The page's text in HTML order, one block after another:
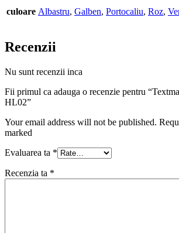
culoare Albastru, Galben, Portocaliu, Roz,
Recenzii
Nu sunt recenzii inca
Fii primul ca adauga o recenzie pentru
HL02”
Your email address will not be published.
marked
Evaluarea ta *
Recenzia ta *